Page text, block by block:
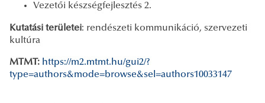
Vezetői készségfejlesztés 2.
Kutatási területei: rendészeti kommunikáció, szervezeti
kultúra
MTMT: https://m2.mtmt.hu/gui2/?
type=authors&mode=browse&sel=authors10033147